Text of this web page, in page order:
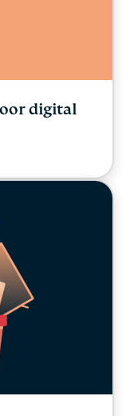
digital